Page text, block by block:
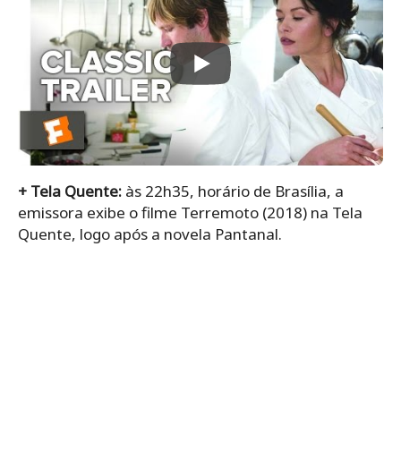
+ Tela Quente: às 22h35, horário de Brasília, a
emissora exibe o filme Terremoto (2018) na Tela
Quente, logo após a novela Pantanal.